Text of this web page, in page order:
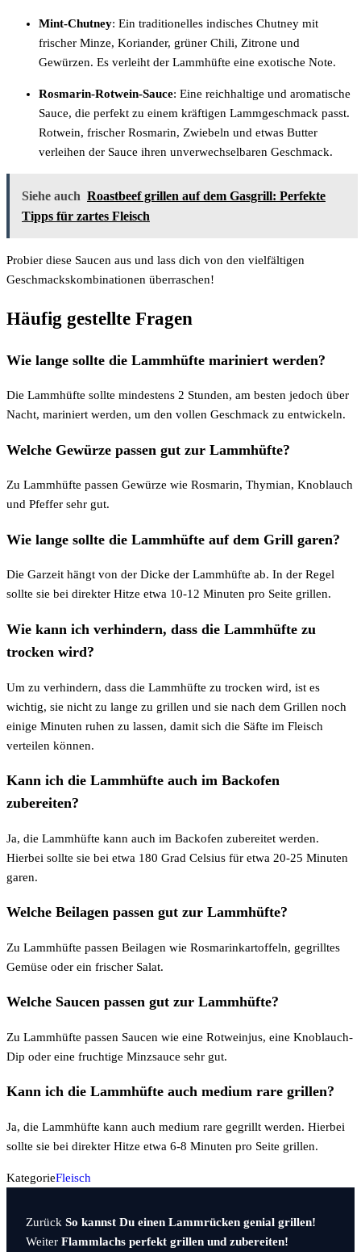
Mint-Chutney: Ein traditionelles indisches Chutney mit
frischer Minze, Koriander, grüner Chili, Zitrone und
Gewürzen. Es verleiht der Lammhüfte eine exotische Note.
Rosmarin-Rotwein-Sauce: Eine reichhaltige und aromatische
Sauce, die perfekt zu einem kräftigen Lammgeschmack passt.
Rotwein, frischer Rosmarin, Zwiebeln und etwas Butter
verleihen der Sauce ihren unverwechselbaren Geschmack.
Siehe auch Roastbeef grillen auf dem Gasgrill: Perfekte
Tipps für zartes Fleisch
Probier diese Saucen aus und lass dich von den vielfältigen
Geschmackskombinationen überraschen!
Häufig gestellte Fragen
Wie lange sollte die Lammhüfte mariniert werden?
Die Lammhüfte sollte mindestens 2 Stunden, am besten jedoch über
Nacht, mariniert werden, um den vollen Geschmack zu entwickeln.
Welche Gewürze passen gut zur Lammhüfte?
Zu Lammhüfte passen Gewürze wie Rosmarin, Thymian, Knoblauch
und Pfeffer sehr gut.
Wie lange sollte die Lammhüfte auf dem Grill garen?
Die Garzeit hängt von der Dicke der Lammhüfte ab. In der Regel
sollte sie bei direkter Hitze etwa 10-12 Minuten pro Seite grillen.
Wie kann ich verhindern, dass die Lammhüfte zu
trocken wird?
Um zu verhindern, dass die Lammhüfte zu trocken wird, ist es
wichtig, sie nicht zu lange zu grillen und sie nach dem Grillen noch
einige Minuten ruhen zu lassen, damit sich die Säfte im Fleisch
verteilen können.
Kann ich die Lammhüfte auch im Backofen
zubereiten?
Ja, die Lammhüfte kann auch im Backofen zubereitet werden.
Hierbei sollte sie bei etwa 180 Grad Celsius für etwa 20-25 Minuten
garen.
Welche Beilagen passen gut zur Lammhüfte?
Zu Lammhüfte passen Beilagen wie Rosmarinkartoffeln, gegrilltes
Gemüse oder ein frischer Salat.
Welche Saucen passen gut zur Lammhüfte?
Zu Lammhüfte passen Saucen wie eine Rotweinjus, eine Knoblauch-
Dip oder eine fruchtige Minzsauce sehr gut.
Kann ich die Lammhüfte auch medium rare grillen?
Ja, die Lammhüfte kann auch medium rare gegrillt werden. Hierbei
sollte sie bei direkter Hitze etwa 6-8 Minuten pro Seite grillen.
KategorieFleisch
Beitragsnavigation
Vorheriger
Beitrag
Zurück So kannst Du einen Lammrücken genial grillen!
Nächster
Weiter Flammlachs perfekt grillen und zubereiten!